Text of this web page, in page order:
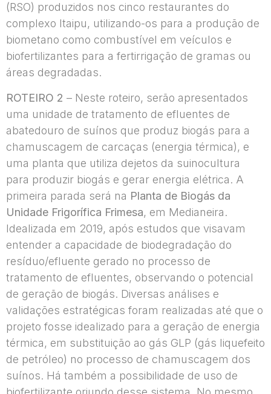
(RSO) produzidos nos cinco restaurantes do
complexo Itaipu, utilizando-os para a produção de
biometano como combustível em veículos e
biofertilizantes para a fertirrigação de gramas ou
áreas degradadas.
ROTEIRO 2 – Neste roteiro, serão apresentados
uma unidade de tratamento de efluentes de
abatedouro de suínos que produz biogás para a
chamuscagem de carcaças (energia térmica), e
uma planta que utiliza dejetos da suinocultura
para produzir biogás e gerar energia elétrica. A
primeira parada será na Planta de Biogás da
Unidade Frigorífica Frimesa, em Medianeira.
Idealizada em 2019, após estudos que visavam
entender a capacidade de biodegradação do
resíduo/efluente gerado no processo de
tratamento de efluentes, observando o potencial
de geração de biogás. Diversas análises e
validações estratégicas foram realizadas até que o
projeto fosse idealizado para a geração de energia
térmica, em substituição ao gás GLP (gás liquefeito
de petróleo) no processo de chamuscagem dos
suínos. Há também a possibilidade de uso de